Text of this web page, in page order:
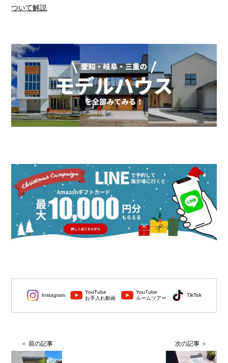
ついて解説
Instagram
YouTube
お手入れ動画
YouTube
ルームツアー
TikTok